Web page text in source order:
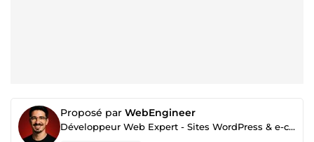
Proposé par WebEngineer
Développeur Web Expert - Sites WordPress & e-commerce